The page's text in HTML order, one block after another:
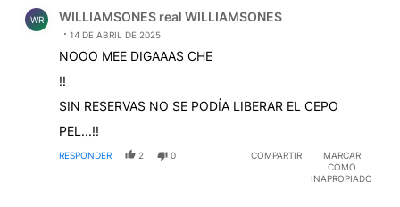
WR WILLIAMSONES real WILLIAMSONES
14 DE ABRIL DE 2025
NOOO MEE DIGAAAS CHE
!!
SIN RESERVAS NO SE PODÍA LIBERAR EL CEPO
PEL...!!
RESPONDER 2 0 COMPARTIR
MARCAR
COMO
INAPROPIADO